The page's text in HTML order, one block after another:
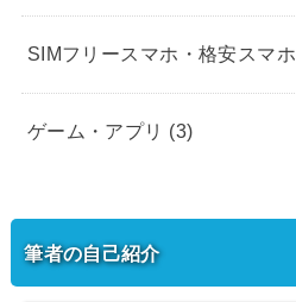
SIMフリースマホ・格安スマホ
ゲーム・アプリ (3)
筆者の自己紹介